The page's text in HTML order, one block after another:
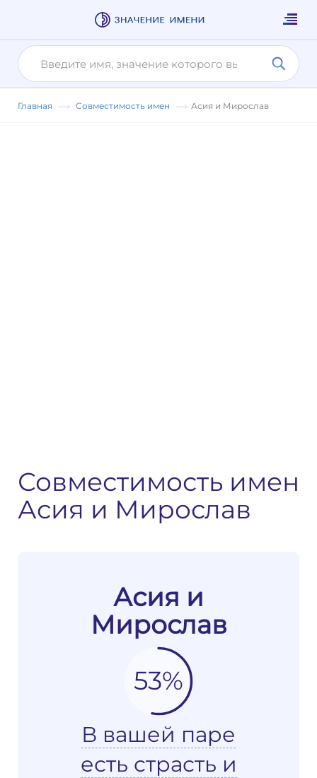
Главная Совместимость имен Асия и Мирослав
Совместимость имен
Асия и Мирослав
Асия и
Мирослав
53%
В вашей паре
есть страсть и